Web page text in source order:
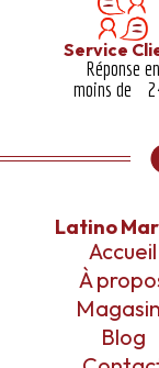
Service
Réponse en
moins de
Latino
Accueil
À
Blog